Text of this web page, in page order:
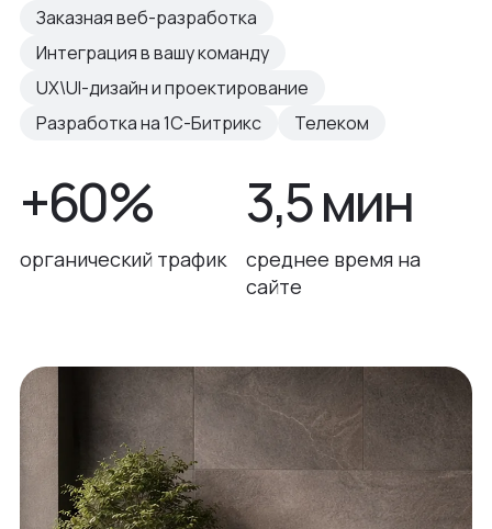
Заказная веб-разработка
Интеграция в вашу команду
UX\UI-дизайн и проектирование
Разработка на 1С-Битрикс
Телеком
+60%
органический трафик
3,5 мин
среднее время на
сайте